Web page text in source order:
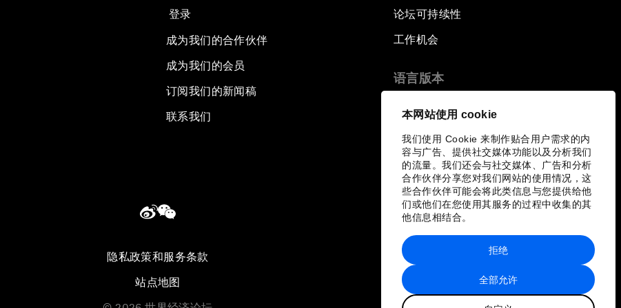
本网站使用 cookie
我们使用 Cookie 来制作贴合用户需求的内
容与广告、提供社交媒体功能以及分析我们
的流量。我们还会与社交媒体、广告和分析
合作伙伴分享您对我们网站的使用情况，这
些合作伙伴可能会将此类信息与您提供给他
们或他们在您使用其服务的过程中收集的其
他信息相结合。
全部允许
拒绝
登录
成为我们的合作伙伴
成为我们的会员
订阅我们的新闻稿
联系我们
论坛可持续性
工作机会
语言版本
隐私政策和服务条款
站点地图